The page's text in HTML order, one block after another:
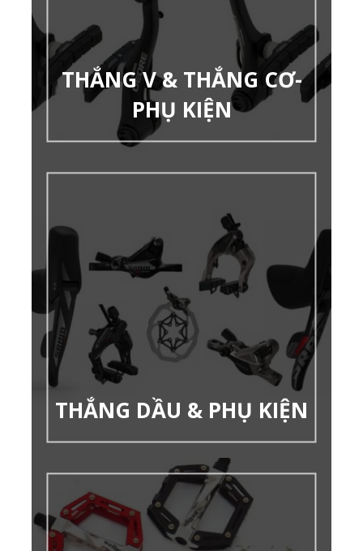
THẮNG V & THẮNG CƠ-
PHỤ KIỆN
THẮNG DẦU & PHỤ KIỆN